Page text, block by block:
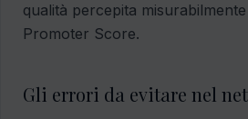
qualità percepita
Promoter Score.
Gli errori da evitare nel